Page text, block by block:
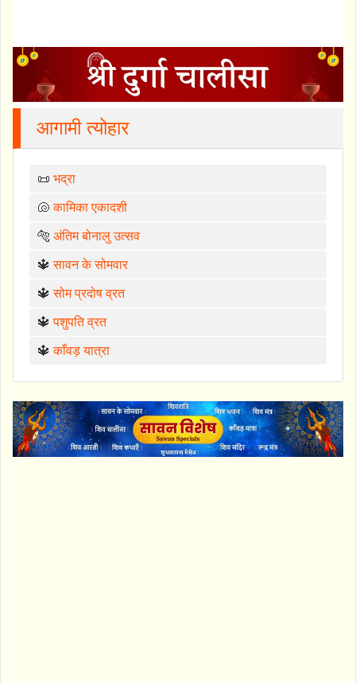
आगामी त्योहार
📜 भद्रा
🐚कामिका एकादशी
🐅 अंतिम बोनालु उत्सव
🔱सावन के सोमवार
🔱सोम प्रदोष व्रत
🔱पशुपति व्रत
🔱काँवड़ यात्रा